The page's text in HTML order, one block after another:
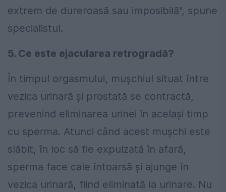
extrem de dureroasă sau imposibilă", spune
specialistul.
5. Ce este ejacularea retrogradă?
În timpul orgasmului, muşchiul situat între
vezica urinară şi prostată se contractă,
prevenind eliminarea urinei în acelaşi timp
cu sperma. Atunci când acest muşchi este
slăbit, în loc să fie expulzată în afară,
sperma face cale întoarsă şi ajunge în
vezica urinară, fiind eliminată la urinare. Nu